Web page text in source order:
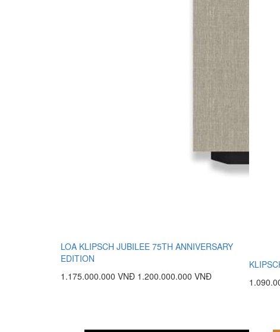
LOA KLIPSCH JUBILEE 75TH ANNIVERSARY
EDITION
1.175.000.000 VNĐ 1.200.000.000 VNĐ